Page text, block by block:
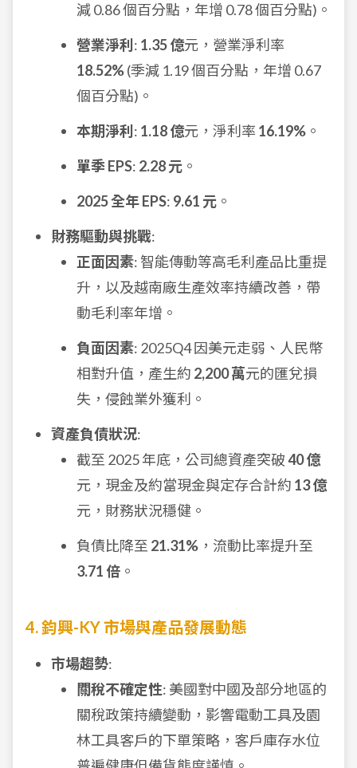
減 0.86 個百分點，年增 0.78 個百分點)。
營業淨利 : 1.35 億元，營業淨利率
18.52%(季減 1.19 個百分點，年增 0.67
個百分點)。
本期淨利 : 1.18 億元，淨利率 16.19% 。
單季 EPS: 2.28 元 。
2025 全年 EPS: 9.61 元 。
財務驅動與挑戰:
正面因素: 智能傳動等高毛利產品比重提
升，以及越南廠生產效率持續改善，帶
動毛利率年增。
負面因素: 2025Q4 因美元走弱、人民幣
相對升值，產生約 2,200 萬元的匯兌損
失，侵蝕業外獲利。
資產負債狀況:
截至 2025 年底，公司總資產突破40 億
元，現金及約當現金與定存合計約 13 億
元，財務狀況穩健。
負債比降至 21.31% ，流動比率提升至
3.71 倍 。
4. 鈞興-KY 市場與產品發展動態
市場趨勢:
關稅不確定性: 美國對中國及部分地區的
關稅政策持續變動，影響電動工具及園
林工具客戶的下單策略，客戶庫存水位